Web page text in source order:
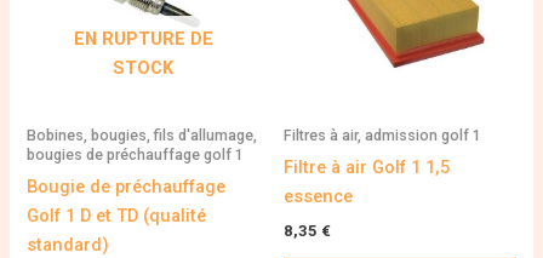
EN RUPTURE DE
STOCK
Bobines, bougies, fils d'allumage,
bougies de préchauffage golf 1
Bougie de préchauffage
Golf 1 D et TD (qualité
standard)
Filtres à air, admission golf 1
Filtre à air Golf 1 1,5
essence
8,35 €